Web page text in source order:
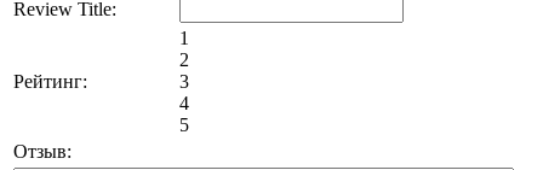
Review Title:
Рейтинг:
1
2
3
4
5
Отзыв: